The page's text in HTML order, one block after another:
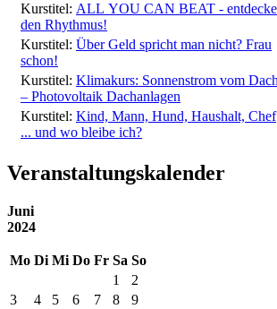
Kurstitel: ALL YOU CAN BEAT - entdecke
den Rhythmus!
Kurstitel: Über Geld spricht man nicht? Frau
schon!
Kurstitel: Klimakurs: Sonnenstrom vom Dach
– Photovoltaik Dachanlagen
Kurstitel: Kind, Mann, Hund, Haushalt, Chef
... und wo bleibe ich?
Veranstaltungskalender
Juni
2024
Mo Di Mi Do Fr Sa So
1
2
3
4 5 6 7 8
9